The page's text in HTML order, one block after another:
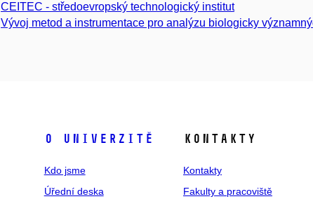
CEITEC - středoevropský technologický institut
Vývoj metod a instrumentace pro analýzu biologicky
O univerzitě
Kdo jsme
Úřední deska
Kontakty
Kontakty
Fakulty a pracoviště